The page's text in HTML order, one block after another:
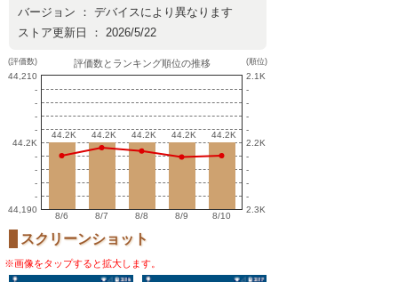
バージョン ： デバイスにより異なります
ストア更新日 ： 2026/5/22
(評価数)
44,210
-
-
-
-
44.2K
-
-
-
-
44,190
評価数とランキング順位の推移
44.2K
44.2K 44.2K
44.2K 44.2K
44.2K 44.2K
44.2K 44.2K
44.2K
8/6 8/7 8/8 8/9 8/10
(順位)
2.1K
-
-
-
-
2.2K
-
-
-
-
2.3K
スクリーンショット
※画像をタップすると拡大します。